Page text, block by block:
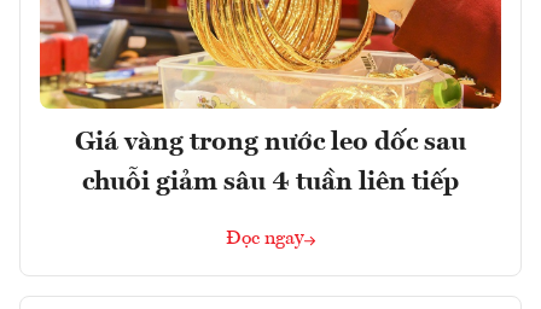
Giá vàng trong nước leo dốc sau
chuỗi giảm sâu 4 tuần liên tiếp
Đọc ngay